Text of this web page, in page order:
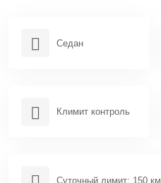
Ментон
Седан
Климит контроль
Суточный лимит: 150 км